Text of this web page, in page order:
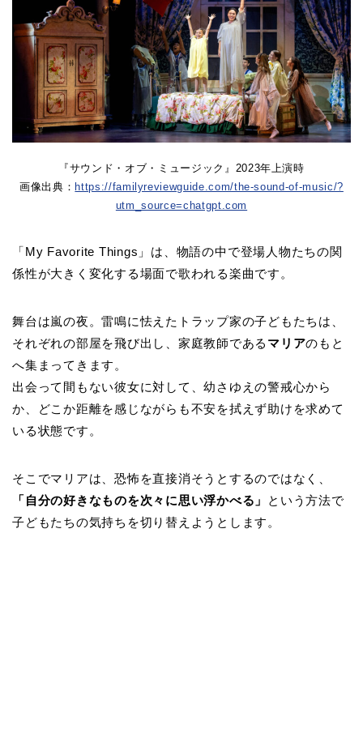
『サウンド・オブ・ミュージック』2023年上演時
画像出典： https://familyreviewguide.com/the-sound-of-music/?
utm_source=chatgpt.com
「My Favorite Things」は、物語の中で登場人物たちの関
係性が大きく変化する場面で歌われる楽曲です。
舞台は嵐の夜。雷鳴に怯えたトラップ家の子どもたちは、
それぞれの部屋を飛び出し、家庭教師である マリアのもと
へ集まってきます。
出会って間もない彼女に対して、幼さゆえの警戒心から
か、どこか距離を感じながらも不安を拭えず助けを求めて
いる状態です。
そこでマリアは、恐怖を直接消そうとするのではなく、
「自分の好きなものを次々に思い浮かべる」
という方法で
子どもたちの気持ちを切り替えようとします。